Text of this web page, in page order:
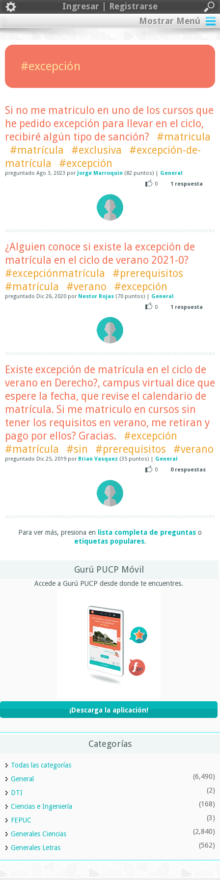
Ingresar | Registrarse
Mostrar Menú
#excepción
Si no me matriculo en uno de los cursos que
he pedido excepción para llevar en el ciclo,
recibiré algún tipo de sanción?
#matricula
#matrícula
#exclusiva
#excepción-de-
matrícula
#excepción
preguntado Ago 3, 2023 por Jorge Marroquin (82 puntos) | General
0
1 respuesta
¿Alguien conoce si existe la excepción de
matrícula en el ciclo de verano 2021-0?
#excepciónmatrícula
#prerequisitos
#matrícula
#verano #excepción
preguntado Dic 26, 2020 por Nestor Rojas (70 puntos) | General
0
1 respuesta
Existe excepción de matrícula en el ciclo de
verano en Derecho?, campus virtual dice que
espere la fecha, que revise el calendario de
matrícula. Si me matriculo en cursos sin
tener los requisitos en verano, me retiran y
pago por ellos? Gracias.
#excepción
#matrícula
#sin #prerequisitos #verano
preguntado Dic 25, 2019 por Brian Vasquez (35 puntos) | General
0
0respuestas
Para ver más, presiona en lista completa de preguntas o
etiquetas populares.
Gurú PUCP Móvil
Accede a Gurú PUCP desde donde te encuentres.
¡Descarga la aplicación!
Categorías
Todas las categorías
General
(6,490)
DTI (2)
Ciencias e Ingeniería (168)
FEPUC (3)
Generales Ciencias (2,840)
Generales Letras (562)